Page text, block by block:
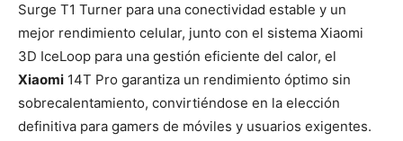
Surge T1 Turner para una conectividad estable y un
mejor rendimiento celular, junto con el sistema Xiaomi
3D IceLoop para una gestión eficiente del calor, el
Xiaomi 14T Pro garantiza un rendimiento óptimo sin
sobrecalentamiento, convirtiéndose en la elección
definitiva para gamers de móviles y usuarios exigentes.